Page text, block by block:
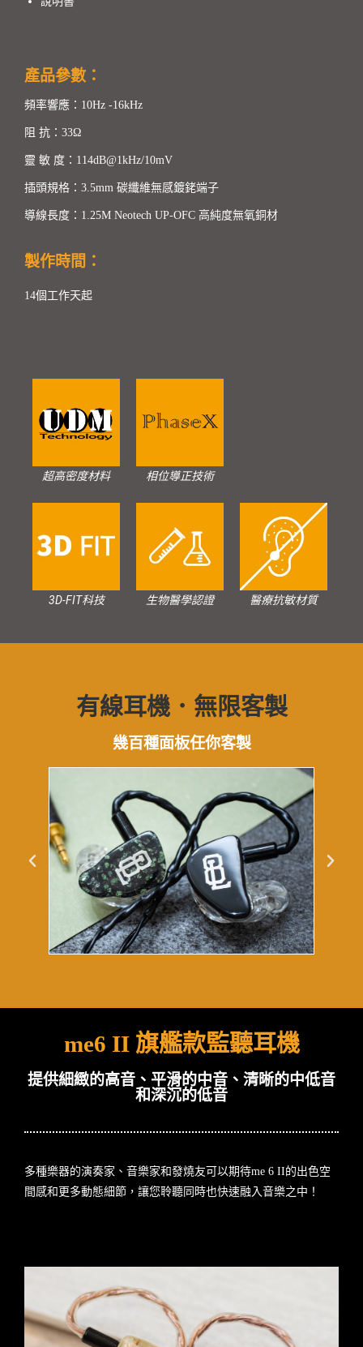
產品參數：
頻率響應：10Hz -16kHz
阻 抗：33Ω
靈 敏 度：114dB@1kHz/10mV
插頭規格：3.5mm 碳纖維無感鍍銠端子
導線長度：1.25M Neotech UP-OFC 高純度無氧銅材
製作時間：
14個工作天起
超高密度材料 相位導正技術
3D-FIT科技 生物醫學認證 醫療抗敏材質
有線耳機．無限客製
幾百種面板任你客製
me6 II 旗艦款監聽耳機
提供細緻的高音、平滑的中音、清晰的中低音
和深沉的低音
多種樂器的演奏家、音樂家和發燒友可以期待me 6 II的出色空
間感和更多動態細節，讓您聆聽同時也快速融入音樂之中！